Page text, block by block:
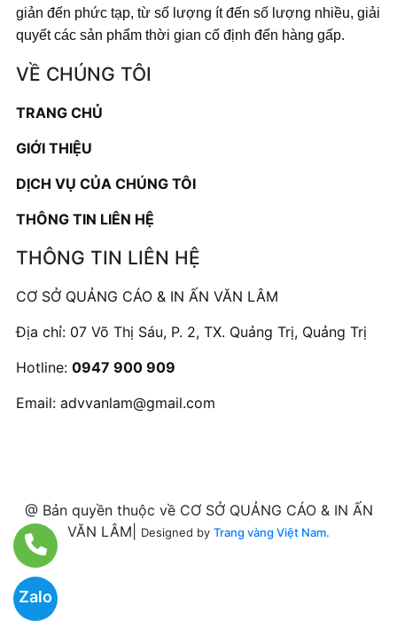
Zalo
giản đến phức tạp, từ số lượng ít đến số lượng nhiều, giải
quyết các sản phẩm thời gian cố định đến hàng gấp.
VỀ CHÚNG TÔI
TRANG CHỦ
GIỚI THIỆU
DỊCH VỤ CỦA CHÚNG TÔI
THÔNG TIN LIÊN HỆ
THÔNG TIN LIÊN HỆ
CƠ SỞ QUẢNG CÁO & IN ẤN VĂN LÂM
Địa chỉ: 07 Võ Thị Sáu, P. 2, TX. Quảng Trị, Quảng Trị
Hotline: 0947 900 909
Email: advvanlam@gmail.com
@ Bản quyền thuộc về CƠ SỞ QUẢNG CÁO & IN ẤN
VĂN LÂM|
Designed by Trang vàng Việt Nam.